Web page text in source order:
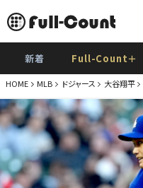
新着 Full-Count＋
HOME MLB ドジャース 大谷翔平